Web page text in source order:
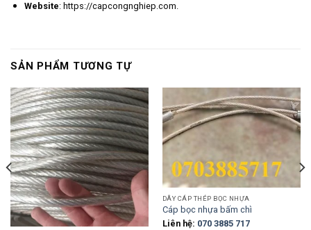
Website: https://capcongnghiep.com.
SẢN PHẨM TƯƠNG TỰ
DÂY CÁP THÉP BỌC NHỰA
Cáp bọc nhựa bấm chì
Liên hệ: 070 3885 717